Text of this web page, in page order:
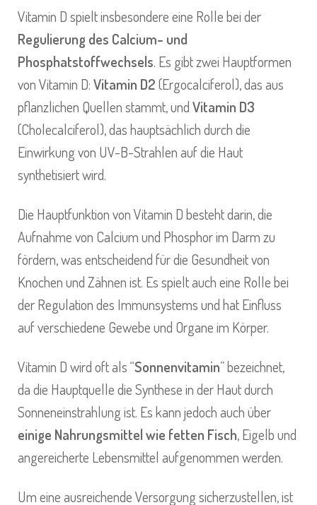
Vitamin D spielt insbesondere eine Rolle bei der
Regulierung des Calcium- und
Phosphatstoffwechsels. Es gibt zwei Hauptformen
von Vitamin D:Vitamin D2(Ergocalciferol), das aus
pflanzlichen Quellen stammt, undVitamin D3
(Cholecalciferol), das hauptsächlich durch die
Einwirkung von UV-B-Strahlen auf die Haut
synthetisiert wird.
Die Hauptfunktion von Vitamin D besteht darin, die
Aufnahme von Calcium und Phosphor im Darm zu
fördern, was entscheidend für die Gesundheit von
Knochen und Zähnen ist. Es spielt auch eine Rolle bei
der Regulation des Immunsystems und hat Einfluss
auf verschiedene Gewebe und Organe im Körper.
Vitamin D wird oft als “Sonnenvitamin” bezeichnet,
da die Hauptquelle die Synthese in der Haut durch
Sonneneinstrahlung ist. Es kann jedoch auch über
einige Nahrungsmittel wie fetten Fisch, Eigelb und
angereicherte Lebensmittel aufgenommen werden.
Um eine ausreichende Versorgung sicherzustellen, ist